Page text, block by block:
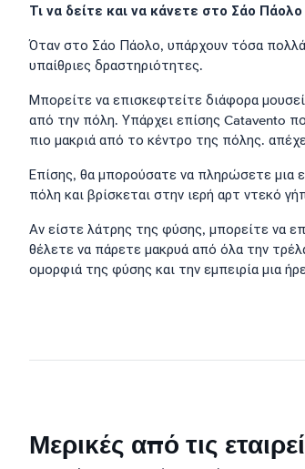
Τι να δείτε και να κάνετε στο Σάο Πάολο
Όταν στο Σάο Πάολο, υπάρχουν τόσα
υπαίθριες δραστηριότητες.
Μπορείτε να επισκεφτείτε διάφορα
από την πόλη. Υπάρχει επίσης Catavento
πιο μακριά από το κέντρο της πόλης.
Επίσης, θα μπορούσατε να πληρώσετε μια
πόλη και βρίσκεται στην ιερή αρτ ντεκό
Αν είστε λάτρης της φύσης, μπορείτε να
θέλετε να πάρετε μακρυά από όλα την
ομορφιά της φύσης και την εμπειρία μια
Μερικές από τις